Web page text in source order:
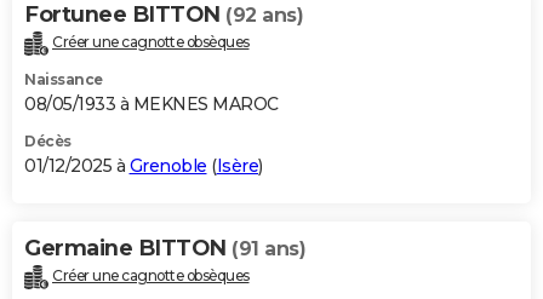
Fortunee BITTON (92 ans)
Créer une cagnotte obsèques
Naissance
08/05/1933 à MEKNES MAROC
Décès
01/12/2025 à Grenoble (Isère)
Germaine BITTON (91 ans)
Créer une cagnotte obsèques